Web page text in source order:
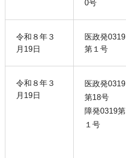
0号
令和８年３
月19日
医政発0319
第１号
令和８年３
月19日
医政発0319
第18号
障発0319第
１号